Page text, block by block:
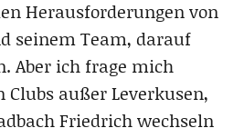
Herausforderungen von
seinem Team, darauf
Aber ich frage mich
Clubs außer Leverkusen,
Friedrich wechseln